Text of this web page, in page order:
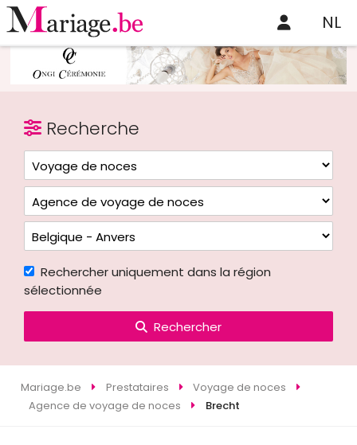
NL
Recherche
Rechercher uniquement dans la région
sélectionnée
Rechercher
Mariage.be Prestataires
Voyage de noces
Agence de voyage de noces
Brecht